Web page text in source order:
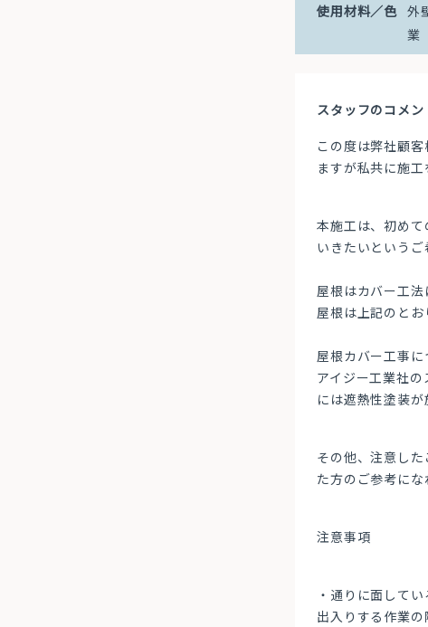
使用材料／色 外
業
スタッフのコメン
この度は弊社顧
ますが私共に施
本施工は、初め
いきたいという
屋根はカバー工
屋根は上記のと
屋根カバー工事に
アイジー工業社
には遮熱性塗装
その他、注意し
た方のご参考にな
注意事項
・通りに面して
出入りする作業の